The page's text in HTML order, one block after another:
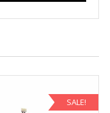
SALE!